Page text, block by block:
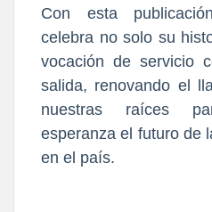
Con esta
celebra no solo su
vocación de servicio
salida, renovando el
nuestras raíces
esperanza el futuro de
en el país.